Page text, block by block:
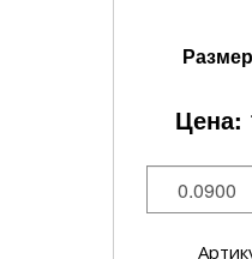
Цена: